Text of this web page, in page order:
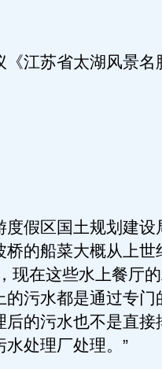
江苏省太湖风景名
假区国土规划建设
桥的船菜大概从上世
现在这些水上餐厅
污水都是通过专门
的污水也不是直接
处理厂处理。”